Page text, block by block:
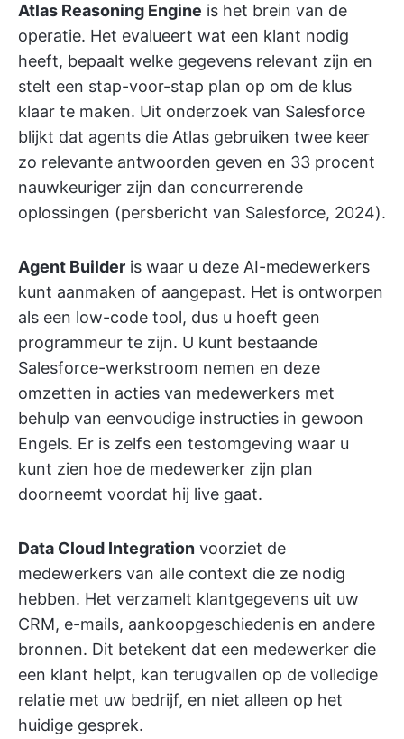
Atlas Reasoning Engine is het brein van de
operatie. Het evalueert wat een klant nodig
heeft, bepaalt welke gegevens relevant zijn en
stelt een stap-voor-stap plan op om de klus
klaar te maken. Uit onderzoek van Salesforce
blijkt dat agents die Atlas gebruiken twee keer
zo relevante antwoorden geven en 33 procent
nauwkeuriger zijn dan concurrerende
oplossingen (persbericht van Salesforce, 2024).
Agent Builder is waar u deze AI-medewerkers
kunt aanmaken of aangepast. Het is ontworpen
als een low-code tool, dus u hoeft geen
programmeur te zijn. U kunt bestaande
Salesforce-werkstroom nemen en deze
omzetten in acties van medewerkers met
behulp van eenvoudige instructies in gewoon
Engels. Er is zelfs een testomgeving waar u
kunt zien hoe de medewerker zijn plan
doorneemt voordat hij live gaat.
Data Cloud Integration voorziet de
medewerkers van alle context die ze nodig
hebben. Het verzamelt klantgegevens uit uw
CRM, e-mails, aankoopgeschiedenis en andere
bronnen. Dit betekent dat een medewerker die
een klant helpt, kan terugvallen op de volledige
relatie met uw bedrijf, en niet alleen op het
huidige gesprek.